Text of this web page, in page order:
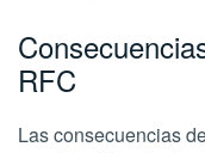
RFC
Las consecuencias